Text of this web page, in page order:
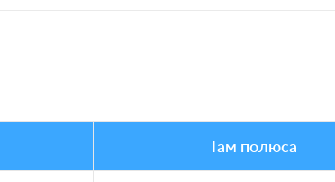
Там полюса